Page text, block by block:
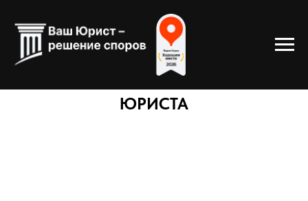
ЭКСПЕРТНЫЕ СТАТЬИ - СОВЕТЫ
ЮРИСТА